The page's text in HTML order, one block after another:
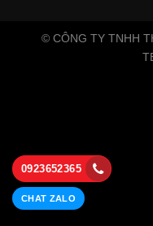
© CÔNG TY TNHH
0923652365
CHAT ZALO